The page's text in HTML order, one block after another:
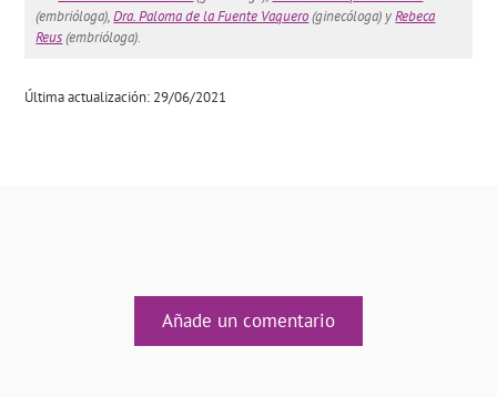
(embrióloga),Dra. Paloma de la Fuente Vaquero(ginecóloga) yRebeca
Reus(embrióloga).
Última actualización: 29/06/2021
Añade un comentario